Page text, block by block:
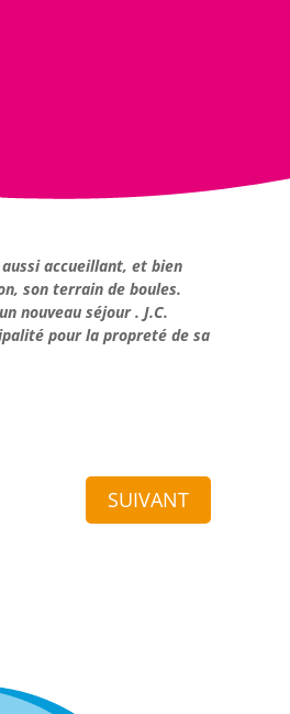
accueillant, et bien
son terrain de boules.
nouveau séjour . J.C.
pour la propreté de sa
SUIVANT